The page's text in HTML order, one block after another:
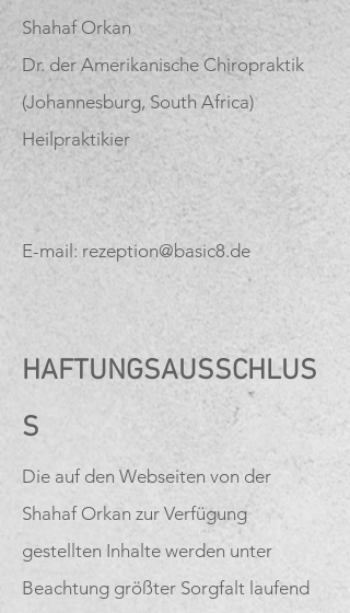
Shahaf Orkan
Dr. der Amerikanische Chiropraktik
(Johannesburg, South Africa)
Heilpraktikier
E-mail: rezeption@basic8.de
HAFTUNGSAUSSCHLUS
S
Die auf den Webseiten von der
Shahaf Orkan zur Verfügung
gestellten Inhalte werden unter
Beachtung größter Sorgfalt laufend